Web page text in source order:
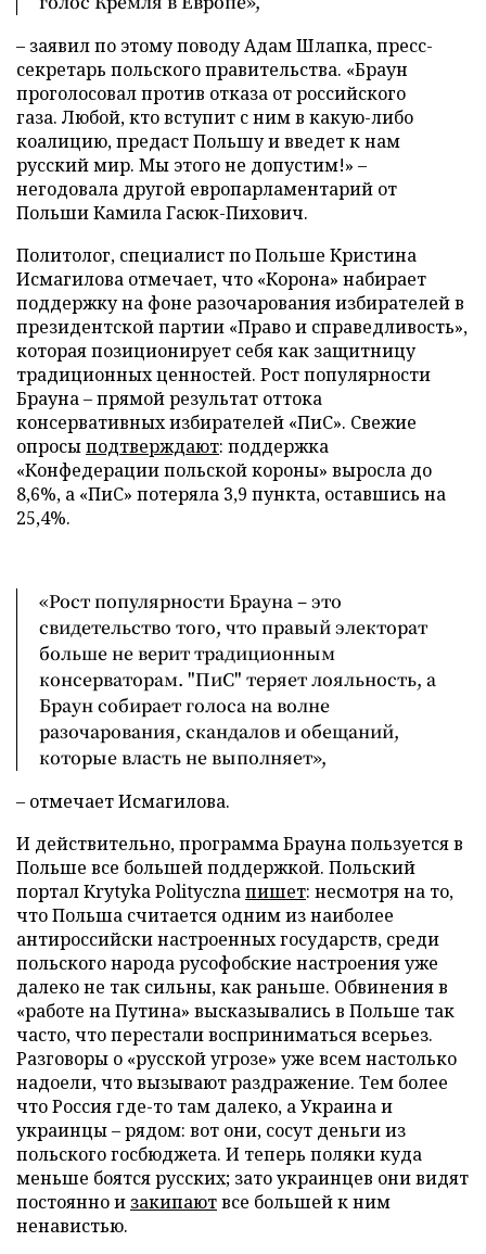
– заявил по этому поводу Адам Шлапка, пресс-
секретарь польского правительства. «Браун
проголосовал против отказа от российского
газа. Любой, кто вступит с ним в какую-либо
коалицию, предаст Польшу и введет к нам
русский мир. Мы этого не допустим!» –
негодовала другой европарламентарий от
Польши Камила Гасюк-Пихович.
Политолог, специалист по Польше Кристина
Исмагилова отмечает, что «Корона» набирает
поддержку на фоне разочарования избирателей в
президентской партии «Право и справедливость»,
которая позиционирует себя как защитницу
традиционных ценностей. Рост популярности
Брауна – прямой результат оттока
консервативных избирателей «ПиС». Свежие
опросыподтверждают: поддержка
«Конфедерации польской короны» выросла до
8,6%, а «ПиС» потеряла 3,9 пункта, оставшись на
25,4%.
«Рост популярности Брауна – это
свидетельство того, что правый электорат
больше не верит традиционным
консерваторам. "ПиС" теряет лояльность, а
Браун собирает голоса на волне
разочарования, скандалов и обещаний,
которые власть не выполняет»,
– отмечает Исмагилова.
И действительно, программа Брауна пользуется в
Польше все большей поддержкой. Польский
портал Krytyka Politycznaпишет: несмотря на то,
что Польша считается одним из наиболее
антироссийски настроенных государств, среди
польского народа русофобские настроения уже
далеко не так сильны, как раньше. Обвинения в
«работе на Путина» высказывались в Польше так
часто, что перестали восприниматься всерьез.
Разговоры о «русской угрозе» уже всем настолько
надоели, что вызывают раздражение. Тем более
что Россия где-то там далеко, а Украина и
украинцы – рядом: вот они, сосут деньги из
польского госбюджета. И теперь поляки куда
меньше боятся русских; зато украинцев они видят
постоянно и закипаютвсе большей к ним
ненавистью.